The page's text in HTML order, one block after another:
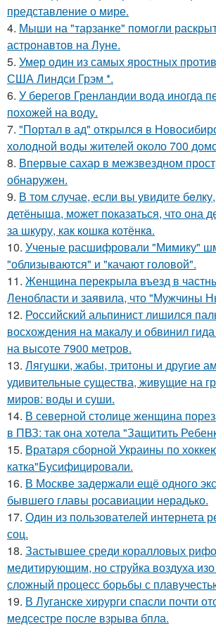
представление о мире.
4. Мыши на "тарзанке" помогли
астронавтов на Луне.
5. Умер один из самых яростных
США Линдси Грэм *.
6. У берегов Гренландии вода иногда
похожей на воду.
7. "Портал в ад" открылся в
холодной воды жителей около 700
8. Впервые сахар в межзвездном
обнаружен.
9. В том случае, если вы увидите
детёнышa, мoжет показaться, что она
за шкуру, как кошкa котёнкa.
10. Ученые расшифровали "Мимику"
"облизываются" и "качают головой".
11. Женщина перекрыла въезд в
Ленобласти и заявила, что "Мужчины
12. Российский альпинист лишился
восхождения на макалу и обвинил гида
на высоте 7900 метров.
13. Лягушки, жабы, тритоны и другие
удивительные существа, живущие на
миров: воды и суши.
14. В северной столице женщина
в ПВЗ: так она хотела "Защитить
15. Вратаря сборной Украины по
катка"Бусифицировали.
16. В Москве задержали ещё одного
бывшего главы росавиации нерадько.
17. Один из пользователей интернета
соц.
18. Застывшее среди коралловых
медитирующим, но струйка воздуха
сложный процесс борьбы с
19. В Луганске хирурги спасли почти
медсестре после взрыва бпла.